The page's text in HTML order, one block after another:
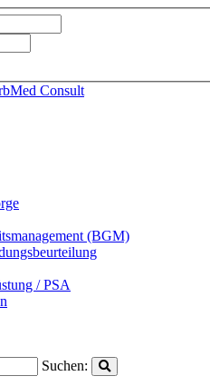
(BGM)
/ PSA
Suchen: